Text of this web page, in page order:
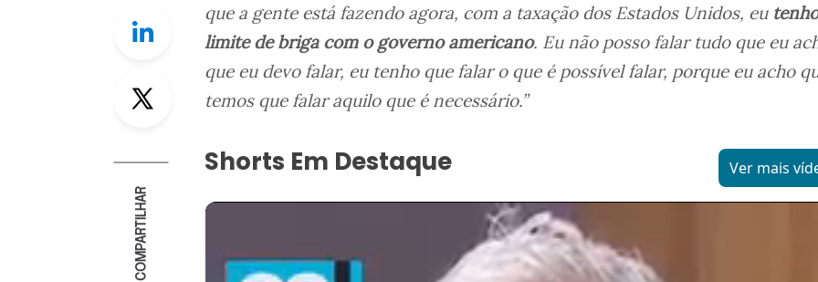
Linkedin
Twitter
COMPARTILHAR
que a gente está fazendo agora, com a taxação dos Estados Unidos, eu
limite de briga com o governo americano. Eu não posso falar tudo que eu
que eu devo falar, eu tenho que falar o que é possível falar, porque eu acho
temos que falar aquilo que é necessário.”
Shorts Em Destaque Ver mais